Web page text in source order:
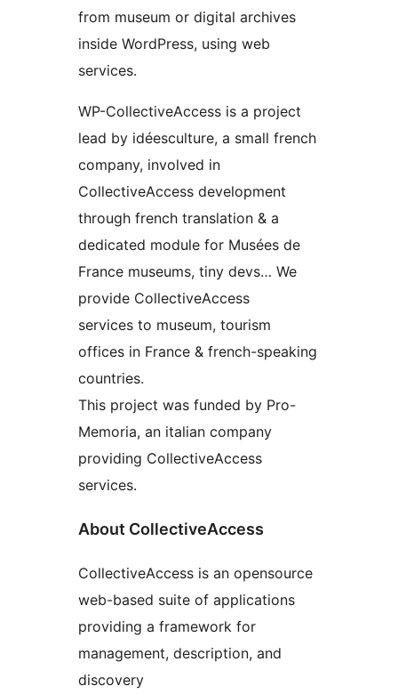
from museum or digital archives
inside WordPress, using web
services.
WP-CollectiveAccess is a project
lead by idéesculture, a small french
company, involved in
CollectiveAccess development
through french translation & a
dedicated module for Musées de
France museums, tiny devs… We
provide CollectiveAccess
services to museum, tourism
offices in France & french-speaking
countries.
This project was funded by Pro-
Memoria, an italian company
providing CollectiveAccess
services.
About CollectiveAccess
CollectiveAccess is an opensource
web-based suite of applications
providing a framework for
management, description, and
discovery